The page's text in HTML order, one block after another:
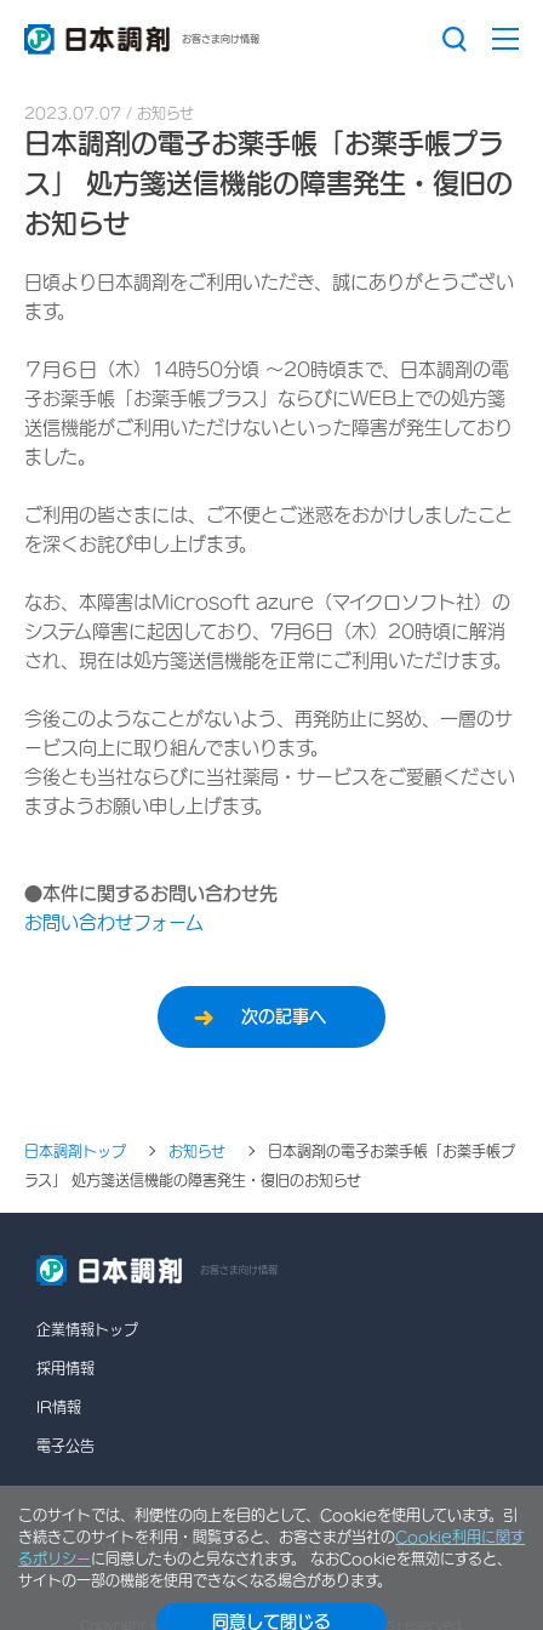
お客さま向け情報
2023.07.07 お知らせ
日本調剤の電子お薬手帳「お薬手帳プラ
ス」 処方箋送信機能の障害発生・復旧の
お知らせ
日頃より日本調剤をご利用いただき、誠にありがとうござい
ます。
７月６日（木）14時50分頃 ～20時頃まで、日本調剤の電
子お薬手帳「お薬手帳プラス」ならびにWEB上での処方箋
送信機能がご利用いただけないといった障害が発生しており
ました。
ご利用の皆さまには、ご不便とご迷惑をおかけしましたこと
を深くお詫び申し上げます。
なお、本障害はMicrosoft azure（マイクロソフト社）の
システム障害に起因しており、7月6日（木）20時頃に解消
され、現在は処方箋送信機能を正常にご利用いただけます。
今後このようなことがないよう、再発防止に努め、一層のサ
ービス向上に取り組んでまいります。
今後とも当社ならびに当社薬局・サービスをご愛顧ください
ますようお願い申し上げます。
●本件に関するお問い合わせ先
お問い合わせフォーム
次の記事へ
日本調剤トップ お知らせ
日本調剤の電子お薬手帳「お薬手帳プ
ラス」 処方箋送信機能の障害発生・復旧のお知らせ
お客さま向け情報
企業情報トップ
採用情報
IR情報
電子公告
情報セキュリティポリシー 個人情報保護方針
ソーシャルメディアポリシー 行動計画 利用規約
サイトマップ
Copyright © NIHON CHOUZAI Co., Ltd. All rights reserved.
このサイトでは、利便性の向上を目的として、Cookieを使用しています。引
き続きこのサイトを利用・閲覧すると、お客さまが当社のCookie利用に関す
るポリシーに同意したものと見なされます。 なおCookieを無効にすると、
サイトの一部の機能を使用できなくなる場合があります。
同意して閉じる